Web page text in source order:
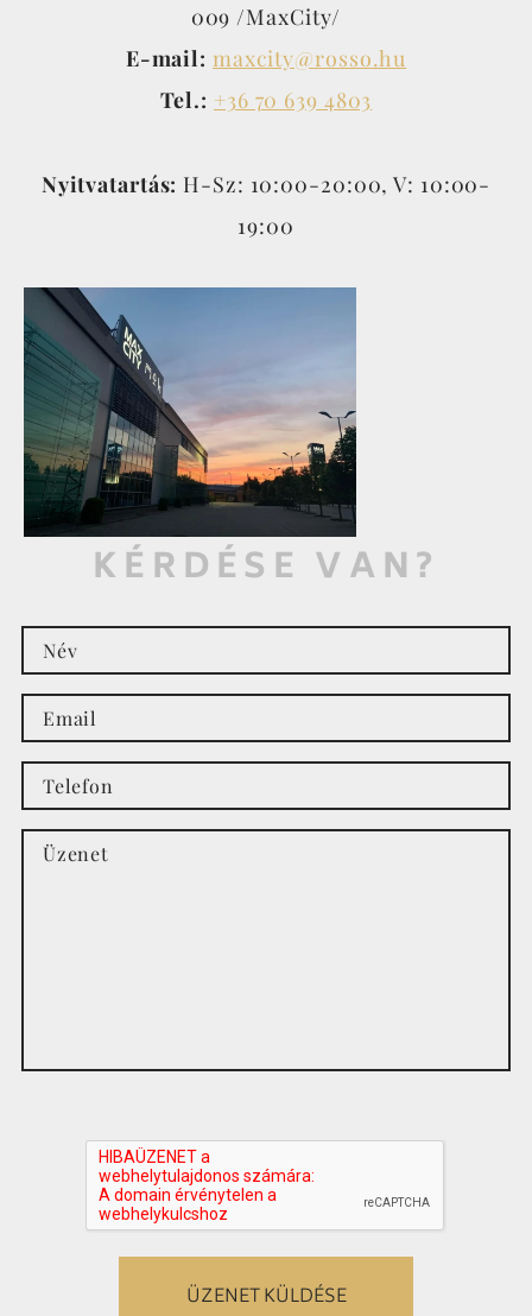
009 /MaxCity/
E-mail: maxcity@rosso.hu
Tel.: +36 70 639 4803
Nyitvatartás: H-Sz: 10:00-20:00, V: 10:00-
19:00
KÉRDÉSE VAN?
ÜZENET KÜLDÉSE